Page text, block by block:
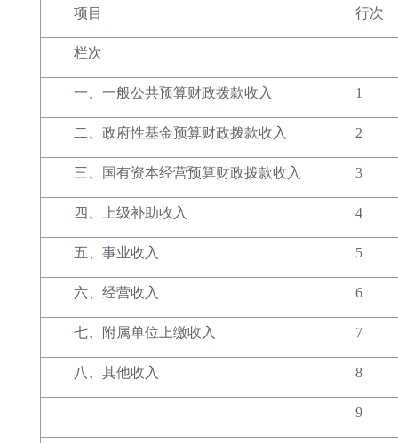
项目 行次
栏次
一、一般公共预算财政拨款收入 1
二、政府性基金预算财政拨款收入 2
三、国有资本经营预算财政拨款收入 3
四、上级补助收入 4
五、事业收入 5
六、经营收入 6
七、附属单位上缴收入 7
八、其他收入 8
9